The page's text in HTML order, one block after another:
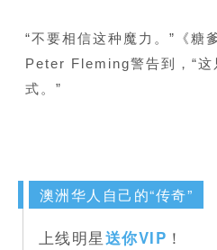
“不要相信这种魔力。”《糖
Peter Fleming警告到，“这
式。”
澳洲华人自己的“传奇”
上线明星送你VIP ！